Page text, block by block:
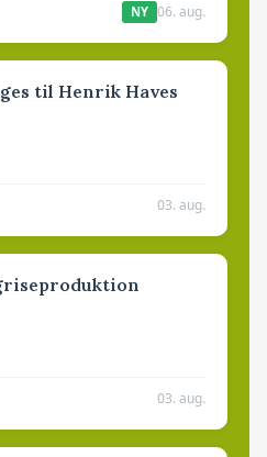
NY 06. aug.
til Henrik Haves
03. aug.
03. aug.